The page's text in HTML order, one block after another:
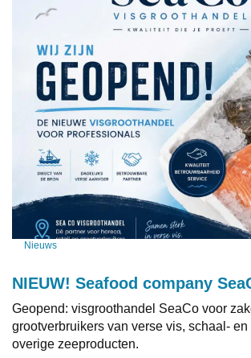
Nieuws
NIEUW! Seafood company
Geopend: visgroothandel SeaCo voor
grootverbruikers van verse vis, schaal-
overige zeeproducten.